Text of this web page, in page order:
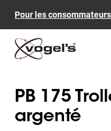
Pour les consommateurs
PB 175
argenté